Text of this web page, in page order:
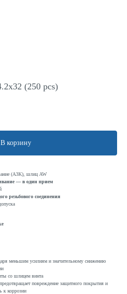
(250 pcs)
В корзину
(A3K), шлиц AW
— в один прием
резьбового соединения
меньшим усилиям и значительному снижению
со шлицем винта
повреждение защитного покрытия и
к коррозии